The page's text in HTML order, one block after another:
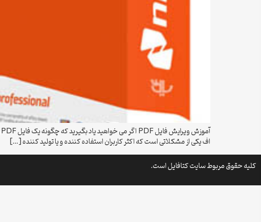
اف یکی از مشکلاتی است که اکثر کاربران استفاده کننده و یا تولید کننده […]
کلیه حقوق مربوط سایت کتافایل است.